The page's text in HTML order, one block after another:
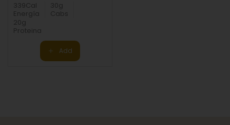
339Cal
Energía
30g
Cabs
20g
Proteina
Add